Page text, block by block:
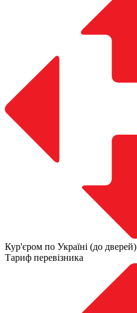
Кур'єром по Україні (до дверей)
Тариф перевізника